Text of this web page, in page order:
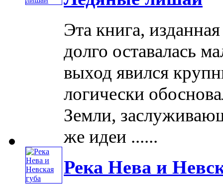
Эта книга,
долго оставалась
выход явился
логически
Земли,
же идеи ......
Река Нева и